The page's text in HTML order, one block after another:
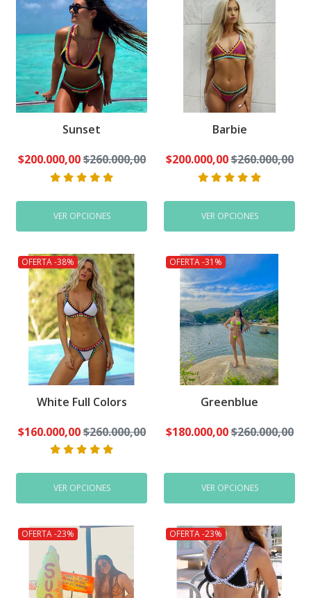
Sunset
$200.000,00$260.000,00
VER OPCIONES
Barbie
$200.000,00$260.000,00
VER OPCIONES
OFERTA -38%
White Full Colors
$160.000,00$260.000,00
VER OPCIONES
OFERTA -31%
Greenblue
$180.000,00$260.000,00
VER OPCIONES
OFERTA -23% OFERTA -23%